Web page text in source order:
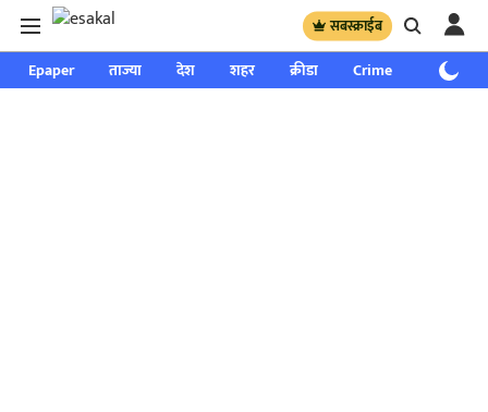
सबस्क्राईब
Epaper ताज्या देश शहर क्रीडा Crime साप्ताहिक